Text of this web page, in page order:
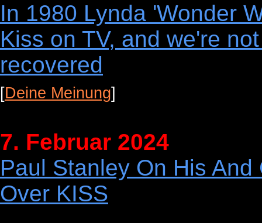
In 1980 Lynda 'Wonder
Kiss on TV, and we're
recovered
[Deine Meinung]
7. Februar 2024
Paul Stanley On His And
Over KISS